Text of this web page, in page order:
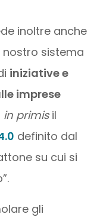
inoltre anche
sistema
iniziative e
imprese
in primisil
definito dal
su cui si
gli